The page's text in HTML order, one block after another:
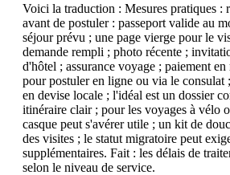
Voici la traduction : Mesures pratiques :
avant de postuler : passeport valide au
séjour prévu ; une page vierge pour le
demande rempli ; photo récente ;
d'hôtel ; assurance voyage ; paiement
pour postuler en ligne ou via le consulat
en devise locale ; l'idéal est un dossier
itinéraire clair ; pour les voyages à vélo
casque peut s'avérer utile ; un kit de
des visites ; le statut migratoire peut
supplémentaires. Fait : les délais de
selon le niveau de service.